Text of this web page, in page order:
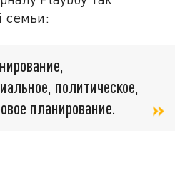
семьи:
политическое,
планирование.